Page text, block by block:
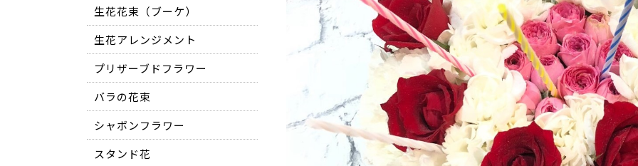
生花花束（ブーケ）
生花アレンジメント
プリザーブドフラワー
バラの花束
シャボンフラワー
スタンド花